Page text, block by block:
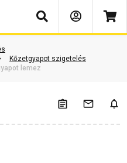
Keresés
Kőzetgyapot szigetelés
lemez
válaszok Kapcsolódó cikkek